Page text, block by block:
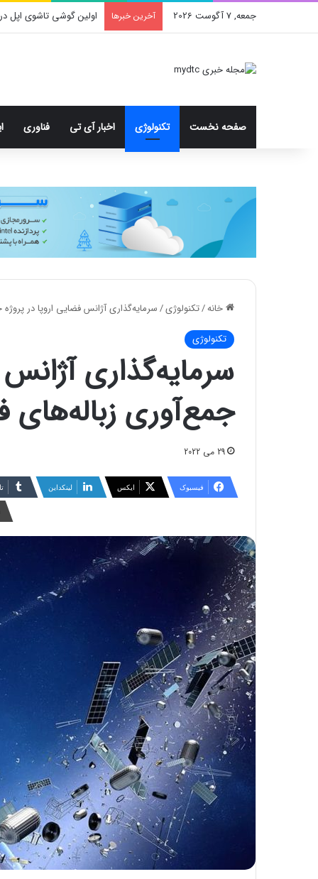
جمعه, 7 آگوست 2026 آخرین خبرها اولین گوشی تاشوی اپل
صفحه نخست تکنولوژی اخبار آی تی فناوری
خانه/تکنولوژی/سرمایه‌گذاری آژانس فضایی اروپا در
تکنولوژی
سرمایه‌گذاری آژانس
جمع‌آوری زباله‌های
29 می 2022
فیسبوک ایکس لینکداین